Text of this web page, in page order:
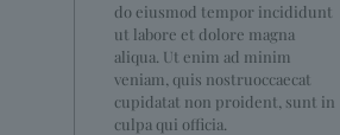
do eiusmod tempor incididunt
ut labore et dolore magna
aliqua. Ut enim ad minim
veniam, quis nostruoccaecat
cupidatat non proident, sunt in
culpa qui officia.